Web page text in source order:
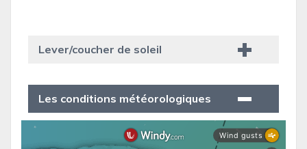
Lever/coucher de soleil
Les conditions météorologiques